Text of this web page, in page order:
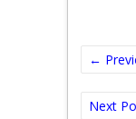
←
Next